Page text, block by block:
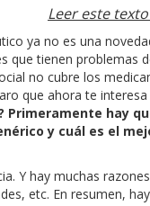
Leer este
ya no es una
que tienen problemas
no cubre los
que ahora te interesa
Primeramente hay
y cuál es el
Y hay muchas
etc. En resumen,